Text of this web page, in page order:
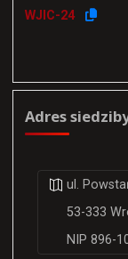
WJIC-24
Adres
ul.
53-333
NIP 896-